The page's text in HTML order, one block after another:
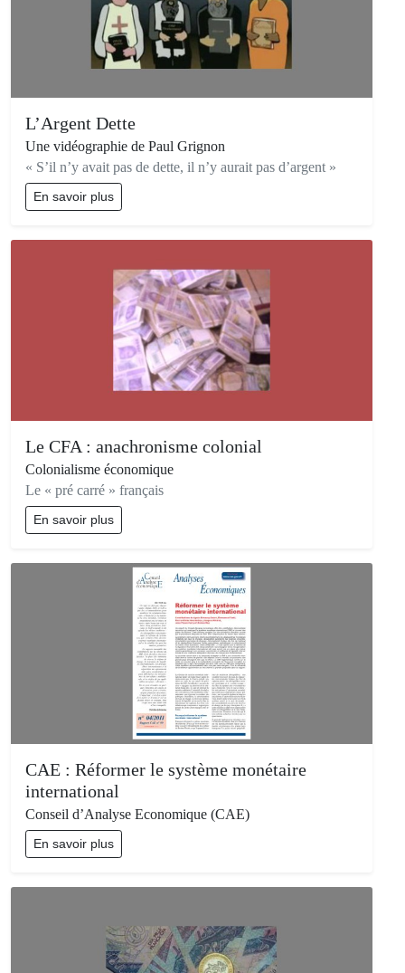
L’Argent Dette
Une vidéographie de Paul Grignon
« S’il n’y avait pas de dette, il n’y aurait pas d’argent »
En savoir plus
Le CFA : anachronisme colonial
Colonialisme économique
Le « pré carré » français
En savoir plus
CAE : Réformer le système monétaire
international
Conseil d’Analyse Economique (CAE)
En savoir plus